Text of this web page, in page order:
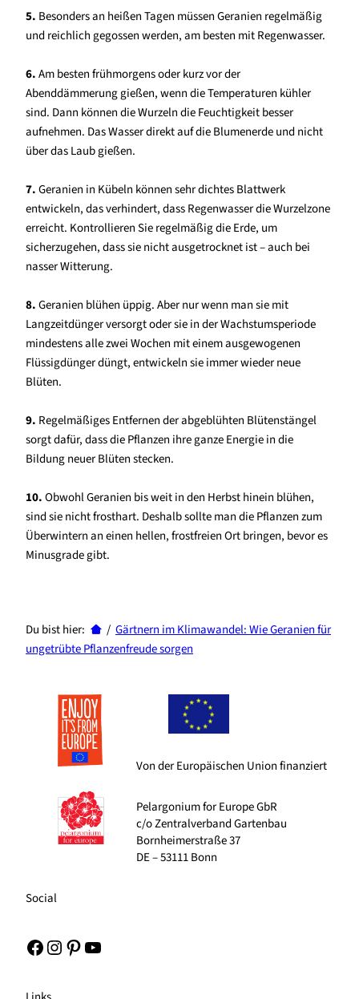
5. Besonders an heißen Tagen müssen Geranien regelmäßig
und reichlich gegossen werden, am besten mit Regenwasser.
6.Am besten frühmorgens oder kurz vor der
Abenddämmerung gießen, wenn die Temperaturen kühler
sind. Dann können die Wurzeln die Feuchtigkeit besser
aufnehmen. Das Wasser direkt auf die Blumenerde und nicht
über das Laub gießen.
7.Geranien in Kübeln können sehr dichtes Blattwerk
entwickeln, das verhindert, dass Regenwasser die Wurzelzone
erreicht. Kontrollieren Sie regelmäßig die Erde, um
sicherzugehen, dass sie nicht ausgetrocknet ist – auch bei
nasser Witterung.
8.Geranien blühen üppig. Aber nur wenn man sie mit
Langzeitdünger versorgt oder sie in der Wachstumsperiode
mindestens alle zwei Wochen mit einem ausgewogenen
Flüssigdünger düngt, entwickeln sie immer wieder neue
Blüten.
9. Regelmäßiges Entfernen der abgeblühten Blütenstängel
sorgt dafür, dass die Pflanzen ihre ganze Energie in die
Bildung neuer Blüten stecken.
10.Obwohl Geranien bis weit in den Herbst hinein blühen,
sind sie nicht frosthart. Deshalb sollte man die Pflanzen zum
Überwintern an einen hellen, frostfreien Ort bringen, bevor es
Minusgrade gibt.
Du bist hier: / Gärtnern im Klimawandel: Wie Geranien für
ungetrübte Pflanzenfreude sorgen
Von der Europäischen Union finanziert
Pelargonium for Europe GbR
c/o Zentralverband Gartenbau
Bornheimerstraße 37
DE – 53111 Bonn
Social
Facebook Instagram Pinterest YouTube